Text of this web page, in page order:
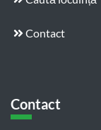
Contact
Contact